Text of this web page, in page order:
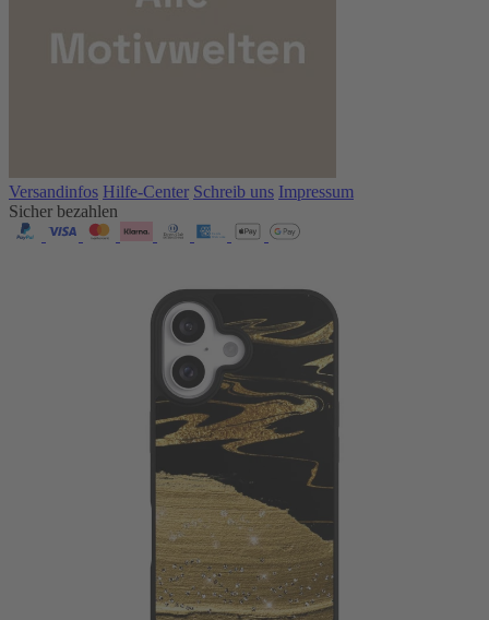
Versandinfos Hilfe-Center Schreib uns Impressum
Sicher bezahlen